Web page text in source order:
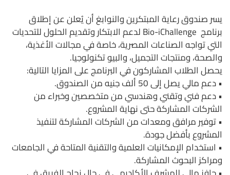
يسر صندوق رعاية المبتكرين والنوابغ أن يُعلن عن إطلاق
برنامج Bio-iChallenge لدعم الابتكار وتقديم الحلول للتحديات
التي تواجه الصناعات المصرية، خاصة في مجالات الأغذية،
والصحة، ومنتجات التجميل، والبيو تكنولوجيا.
يحصل الطلاب المشاركون في البرنامج على المزايا التالية:
• دعم مالي يصل إلى 50 ألف جنيه من الصندوق.
• دعم فني وتقني وهندسي من متخصصين وخبراء من
الشركات المشاركة حتى نهاية المشروع.
• توفير مرافق ومعدات من الشركات المشاركة لتنفيذ
المشروع بأفضل جودة.
• استخدام الإمكانيات العلمية والتقنية المتاحة في الجامعات
ومراكز البحوث المشاركة.